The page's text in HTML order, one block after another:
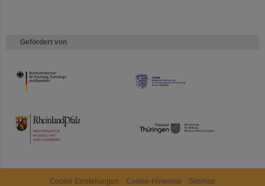
Gefördert von
HMWK
TMWWDG
Cookie Einstellungen Cookie-Hinweise Sitemap